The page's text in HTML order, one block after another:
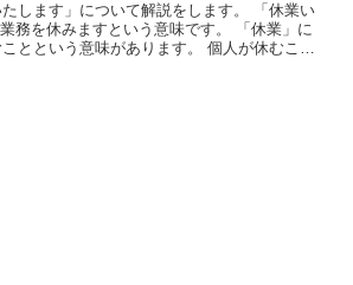
します」について解説をします。 「休業い
務を休みますという意味です。 「休業」に
とという意味があります。 個人が休むこと